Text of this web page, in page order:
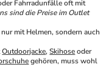
Fahrradunfälle oft mit
sind die Preise im Outlet
mit Helmen, sondern auch
Outdoorjacke, Skihose
oder
gehören, muss wohl